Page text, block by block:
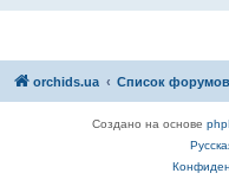
orchids.ua Список форумов
Создано на основе